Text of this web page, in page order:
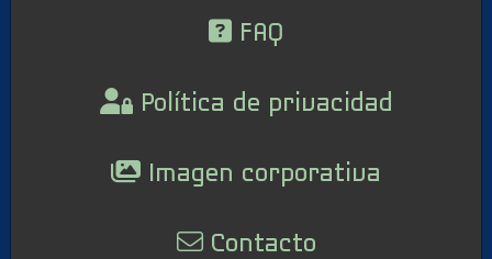
FAQ
Política de privacidad
Imagen corporativa
Contacto